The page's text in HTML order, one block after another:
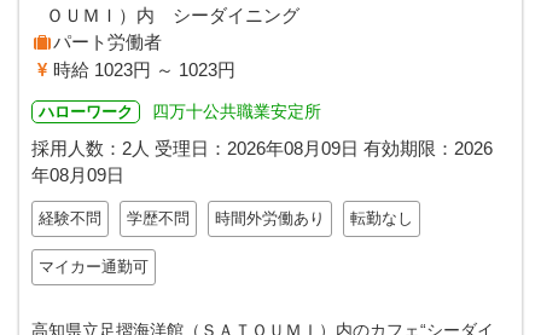
ＯＵＭＩ）内 シーダイニング
パート労働者
時給 1023円 ～ 1023円
ハローワーク 四万十公共職業安定所
採用人数：2人 受理日： 2026年08月09日 有効期限： 2026
年08月09日
経験不問 学歴不問 時間外労働あり 転勤なし
マイカー通勤可
高知県立足摺海洋館（ＳＡＴＯＵＭＩ）内のカフェ“シーダイ